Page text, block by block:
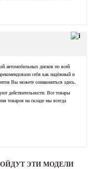
автомобильных дисков по всей
себя как надёжный и
Вы можете ознакомиться здесь.
действительности. Все товары
товаров на складе мы всегда
ЭТИ МОДЕЛИ